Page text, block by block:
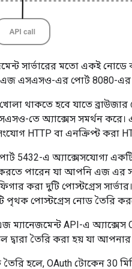
সার্ভারের মতো একই
এসএসও-এর পোর্ট 8080-এর
থাকতে হবে যাতে ব্রাউজার
তে অ্যাক্সেস সমর্থন
সংযোগ HTTP বা এনক্রিপ্ট করা
5432-এ অ্যাক্সেসযোগ্য
পারেন যা আপনি এজ এর
করা দুটি পোস্টগ্রেস
পোস্টগ্রেস নোড তৈরি
API-এ অ্যাক্সেস
তৈরি করা হয় যা আপনার
হলে, OAuth টোকেন 30